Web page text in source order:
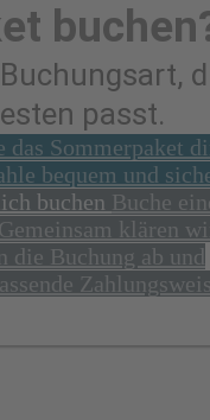
passt.
das Sommerpaket
bequem und
buchen Buche
klären
die Buchung ab und